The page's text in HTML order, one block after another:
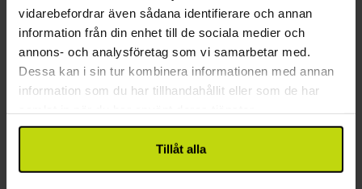
vidarebefordrar även sådana identifierare och annan
information från din enhet till de sociala medier och
annons- och analysföretag som vi samarbetar med.
Dessa kan i sin tur kombinera informationen med annan
information som du har tillhandahållit eller som de har
Tillåt alla
Gratis internet
Hiss
Renoverat: 2018
Restaurang
Restaurang
Restaurang öppet även på helgen